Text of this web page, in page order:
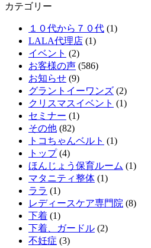
カテゴリー
１０代から７０代 (1)
LALA代理店 (1)
イベント (2)
お客様の声 (586)
お知らせ (9)
グラントイーワンズ (2)
クリスマスイベント (1)
セミナー (1)
その他 (82)
トコちゃんベルト (1)
トップ(4)
ほんじょう保育ルーム (1)
マタニティ整体 (1)
ララ (1)
レディースケア専門院 (8)
下着 (1)
下着、ガードル (2)
不妊症 (3)